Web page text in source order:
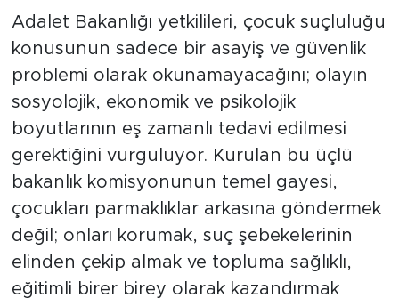
Adalet Bakanlığı yetkilileri, çocuk suçluluğu
konusunun sadece bir asayiş ve güvenlik
problemi olarak okunamayacağını; olayın
sosyolojik, ekonomik ve psikolojik
boyutlarının eş zamanlı tedavi edilmesi
gerektiğini vurguluyor. Kurulan bu üçlü
bakanlık komisyonunun temel gayesi,
çocukları parmaklıklar arkasına göndermek
değil; onları korumak, suç şebekelerinin
elinden çekip almak ve topluma sağlıklı,
eğitimli birer birey olarak kazandırmak